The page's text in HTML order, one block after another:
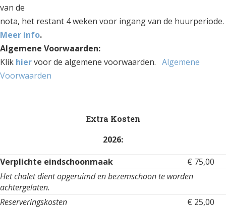
van de
nota, het restant 4 weken voor ingang van de huurperiode.
Meer info.
Algemene Voorwaarden:
Klik hiervoor de algemene voorwaarden. Algemene
Voorwaarden
Extra Kosten
2026:
Verplichte eindschoonmaak
€ 75,00
Het chalet dient opgeruimd en bezemschoon te worden
achtergelaten.
Reserveringskosten
€ 25,00